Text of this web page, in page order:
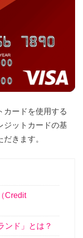
カードを使用する
ジットカードの基
きます。
Credit
ンド」とは？